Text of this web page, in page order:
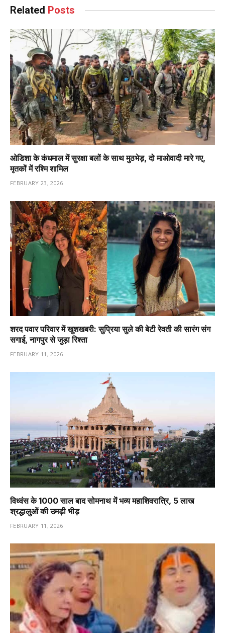
Related Posts
ओडिशा के कंधमाल में सुरक्षा बलों के साथ मुठभेड़, दो माओवादी मारे गए,
मृतकों में रश्मि शामिल
FEBRUARY 23, 2026
शरद पवार परिवार में खुशखबरी: सुप्रिया सुले की बेटी रेवती की सारंग संग
सगाई, नागपुर से जुड़ा रिश्ता
FEBRUARY 11, 2026
विध्वंस के 1000 साल बाद सोमनाथ में भव्य महाशिवरात्रि, 5 लाख
श्रद्धालुओं की उमड़ी भीड़
FEBRUARY 11, 2026